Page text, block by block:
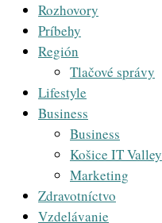
Rozhovory
Príbehy
Región
Tlačové správy
Lifestyle
Business
Business
Košice IT Valley
Marketing
Zdravotníctvo
Vzdelávanie